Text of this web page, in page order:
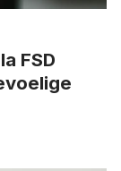
FSD